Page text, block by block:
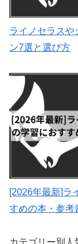
ライノセラスや
ン7選と選び方
[2026年最新]ラ
すめの本・参考
カテゴリー別人